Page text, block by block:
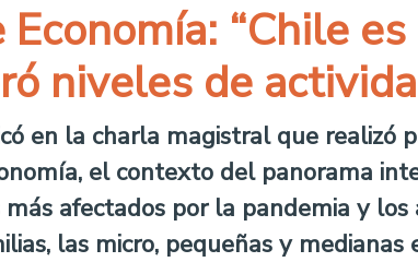
“Chile
niveles de
en la charla magistral que
el contexto del panorama
más afectados por la pandemia y
las micro, pequeñas y medianas